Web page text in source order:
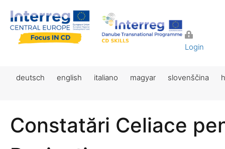
Login
deutsch english italiano magyar slovenščina
Constatări Celiace